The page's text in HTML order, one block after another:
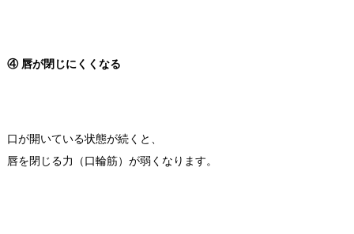
④ 唇が閉じにくくなる
口が開いている状態が続くと、
唇を閉じる力（口輪筋）が弱くなります。